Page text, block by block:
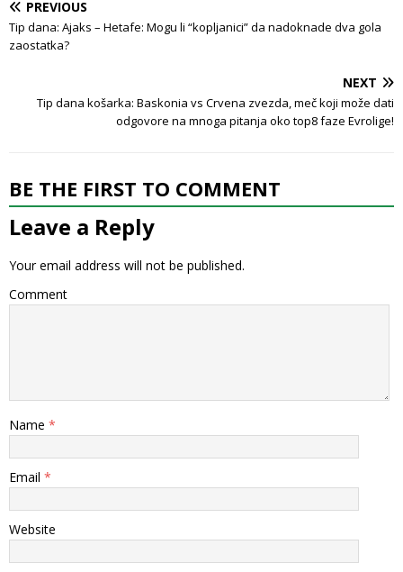
PREVIOUS
Tip dana: Ajaks – Hetafe: Mogu li “kopljanici” da nadoknade dva gola
zaostatka?
NEXT
Tip dana košarka: Baskonia vs Crvena zvezda, meč koji može dati
odgovore na mnoga pitanja oko top8 faze Evrolige!
BE THE FIRST TO COMMENT
Leave a Reply
Your email address will not be published.
Comment
Name *
Email *
Website